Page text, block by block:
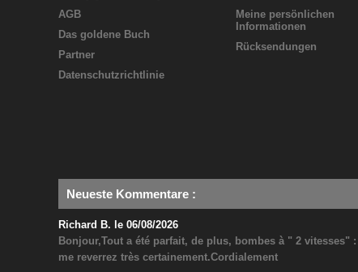
AGB
Das goldene Buch
Partner
Datenschutzrichtlinie
Meine persönlichen
Informationen
Rücksendungen
Neueste Kommentare :
Richard B. le 06/08/2026
Bonjour,Tout a été parfait, de plus, bombes à " 2
me reverrez très certainement.Cordialement